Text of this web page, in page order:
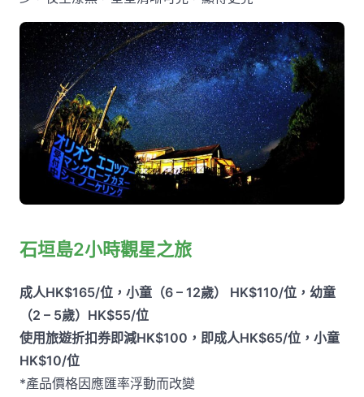
石垣島2小時觀星之旅
成人HK$165/位，小童（6 – 12歲） HK$110/位，幼童
（2 – 5歲）HK$55/位
使用旅遊折扣券即減HK$100，即成人HK$65/位，小童
HK$10/位
*產品價格因應匯率浮動而改變